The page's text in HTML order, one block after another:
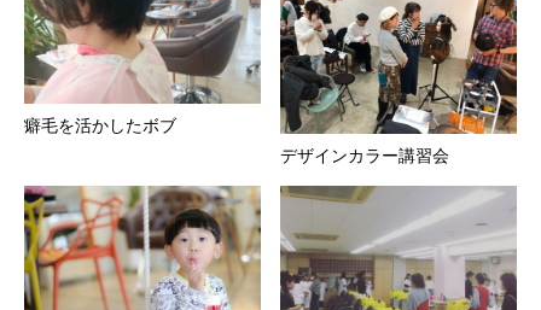
癖毛を活かしたボブ
デザインカラー講習会